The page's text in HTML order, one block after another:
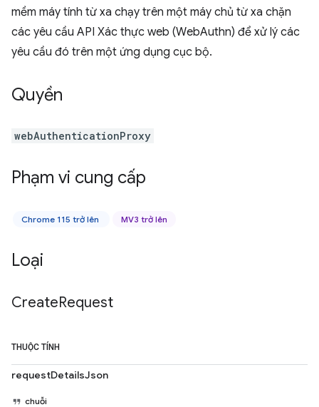
mềm máy tính từ xa chạy trên một máy chủ từ xa chặn
các yêu cầu API Xác thực web (WebAuthn) để xử lý các
yêu cầu đó trên một ứng dụng cục bộ.
Quyền
webAuthenticationProxy
Phạm vi cung cấp
Chrome 115 trở lên MV3 trở lên
Loại
CreateRequest
THUỘC TÍNH
requestDetailsJson
chuỗi